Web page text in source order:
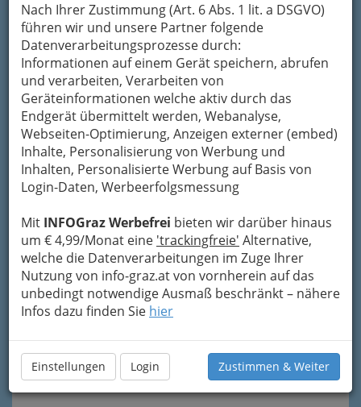
Nach Ihrer Zustimmung (Art. 6 Abs. 1 lit. a DSGVO)
führen wir und unsere Partner folgende
Datenverarbeitungsprozesse durch:
Informationen auf einem Gerät speichern, abrufen
und verarbeiten, Verarbeiten von
Geräteinformationen welche aktiv durch das
Endgerät übermittelt werden, Webanalyse,
Webseiten-Optimierung, Anzeigen externer (embed)
Inhalte, Personalisierung von Werbung und
Inhalten, Personalisierte Werbung auf Basis von
Login-Daten, Werbeerfolgsmessung
Mit INFOGraz Werbefrei bieten wir darüber hinaus
um € 4,99/Monat eine 'trackingfreie' Alternative,
welche die Datenverarbeitungen im Zuge Ihrer
Nutzung von info-graz.at von vornherein auf das
unbedingt notwendige Ausmaß beschränkt – nähere
Infos dazu finden Sie hier
Einstellungen Login Zustimmen & Weiter
Einen besonderen Reiz entfalten Gasthäuser und
Gasthöfe, wenn man im Freien sitzen kann – sei es ein
Gastgarten oder Schanigarten, wie man im östlichen
und südlichen Österreich sagt.
Wer in Graz sein Mittagessen nicht zu Hause
oder in seiner Ferienwohnung selber kochen
möchte, muss weder an einer Würstl-Bude
essen noch mit einem der zahlreichen
Imbissbetriebe vorlieb nehmen. Viele Gasthöfe
(etliche davon durchaus auf Restaurant-Niveau)
bieten ausgezeichnete Gerichte zum
Mittagsessenan, die sich preislich durchaus im
Würstl-Buden-Bereich bewegen.
Mehr zusteirischen Gastlichkeit in
direkt über das „Info-Icon“
rechts oben.